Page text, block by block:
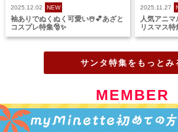
2025.12.02 NEW
袖ありでぬくぬく可愛い☃️💕あざと
コスプレ特集🎅✨
2025.11.27
人気アニ
リスマス特
サンタ特集をもっとみ
MEMBER